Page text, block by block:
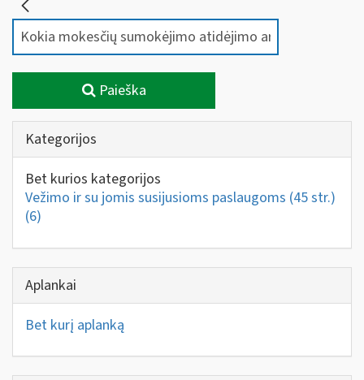
Paieška
Kategorijos
Bet kurios kategorijos
Vežimo ir su jomis susijusioms paslaugoms (45 str.)
(6)
Aplankai
Bet kurį aplanką